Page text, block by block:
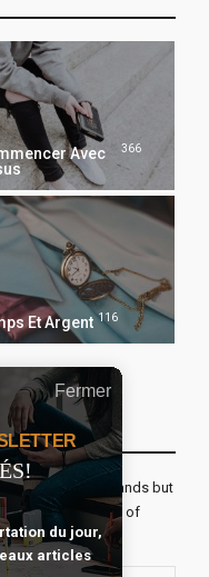
Avec
366
Et Argent 116
Matin
in seeking new lands but
secret destinations of
Fermer
du jour,
articles